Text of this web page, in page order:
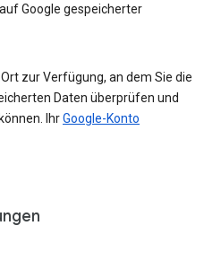
Google gespeicherter
zur Verfügung, an dem Sie die
Daten überprüfen und
IhrGoogle-Konto